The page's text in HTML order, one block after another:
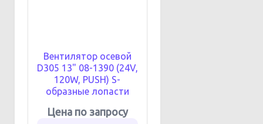
Вентилятор осевой
D305 13" 08-1390 (24V,
120W, PUSH) S-
образные лопасти
Цена по запросу